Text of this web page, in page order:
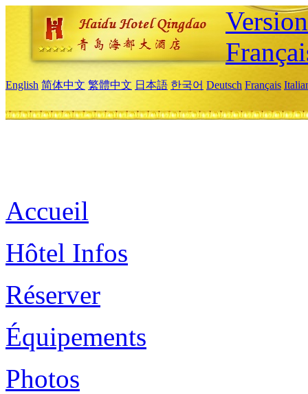
English 简体中文 繁體中文 日本語 한국어 Deutsch Français
Accueil
Hôtel Infos
Réserver
Équipements
Photos